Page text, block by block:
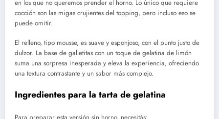
en los que no queremos prender el horno. Lo único que requiere
cocción son las migas crujientes del topping, pero incluso eso se
puede omitir.
El relleno, tipo mousse, es suave y esponjoso, con el punto justo de
dulzor. La base de galletitas con un toque de gelatina de limón
suma una sorpresa inesperada y eleva la experiencia, ofreciendo
una textura contrastante y un sabor más complejo.
Ingredientes para la tarta de gelatina